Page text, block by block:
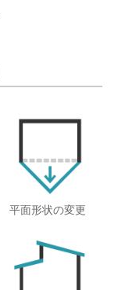
平面形状の変更